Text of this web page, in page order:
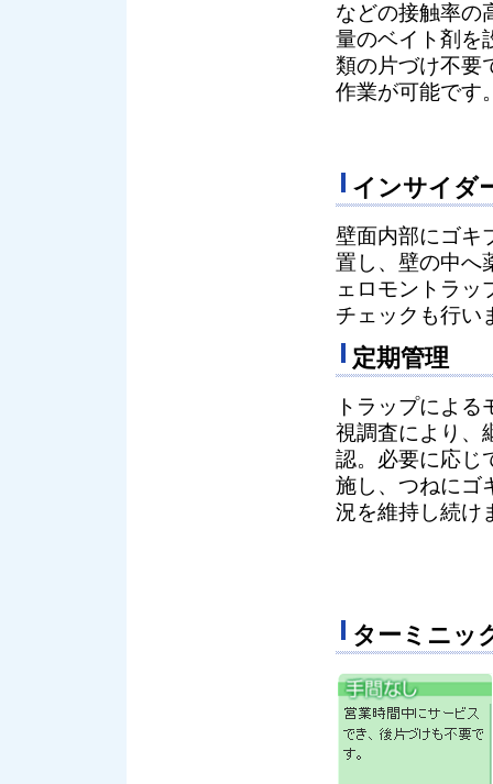
などの接触率の
量のベイト剤を
類の片づけ不要
作業が可能です
インサイダ
壁面内部にゴキ
置し、壁の中へ
ェロモントラッ
チェックも行い
定期管理
トラップによ
視調査により、
認。必要に応じ
施し、つねにゴ
況を維持し続け
ターミニッ